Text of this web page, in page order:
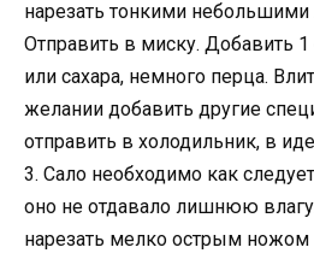
нарезать тонкими
Отправить в миску. Добавить
или сахара, немного перца.
желании добавить другие
отправить в холодильник, в
3. Сало необходимо как
оно не отдавало лишнюю
нарезать мелко острым ножом